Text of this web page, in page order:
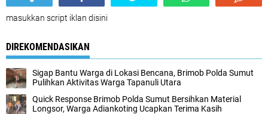
masukkan script iklan disini
DIREKOMENDASIKAN
Sigap Bantu Warga di Lokasi Bencana, Brimob Polda Sumut
Pulihkan Aktivitas Warga Tapanuli Utara
Quick Response Brimob Polda Sumut Bersihkan Material
Longsor, Warga Adiankoting Ucapkan Terima Kasih